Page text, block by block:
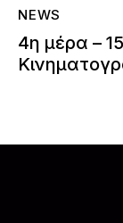
NEWS
4η μέρα –